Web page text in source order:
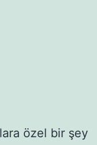
özel bir şey